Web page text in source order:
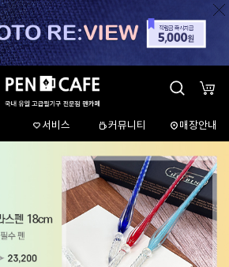
서비스 커뮤니티 매장안내